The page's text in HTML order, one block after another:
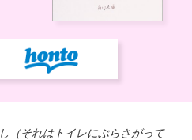
（それはトイレにぶらさがって